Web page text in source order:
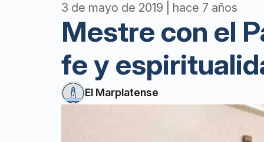
3 de mayo de 2019 | hace 7 años
Mestre con el
fe y
El Marplatense